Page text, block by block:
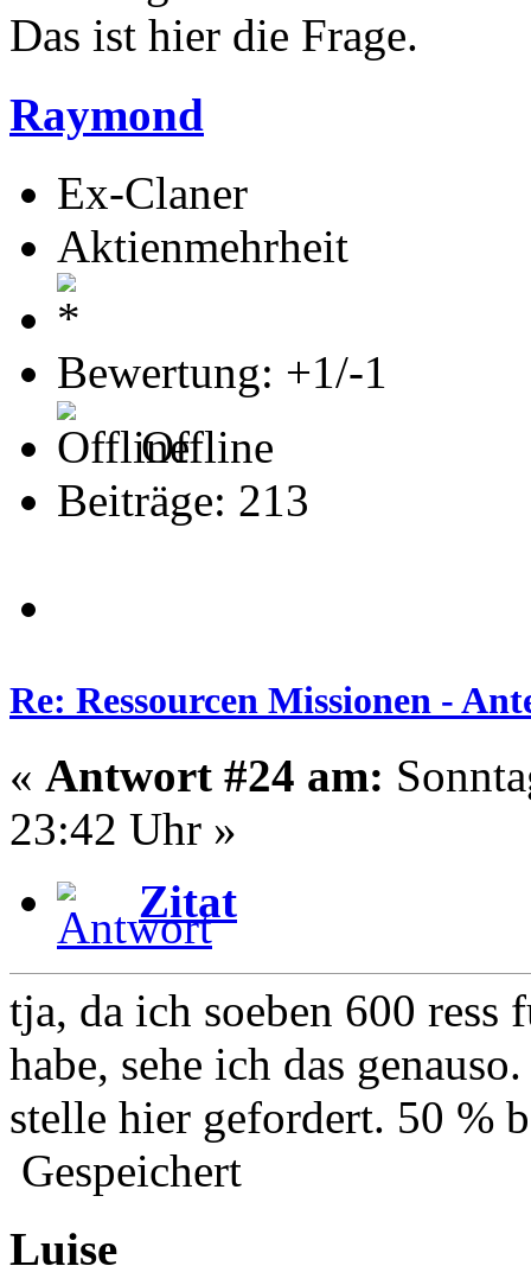
Das ist hier die Frage.
Raymond
Ex-Claner
Aktienmehrheit
Bewertung: +1/-1
Offline
Beiträge: 213
Re: Ressourcen Missionen -
« Antwort #24 am:
23:42 Uhr »
Zitat
tja, da ich soeben 600 ress
habe, sehe ich das
stelle hier gefordert. 50 %
Gespeichert
Luise